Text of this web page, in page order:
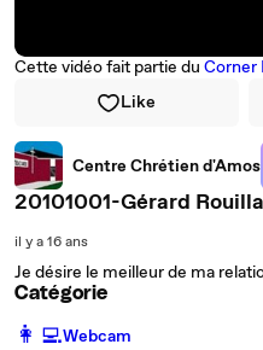
Cette vidéo fait partie du Corner
Like
Centre Chrétien d'Amos
20101001-Gérard
il y a 16 ans
Je désire le meilleur de ma
Catégorie
️👩‍💻️Webcam